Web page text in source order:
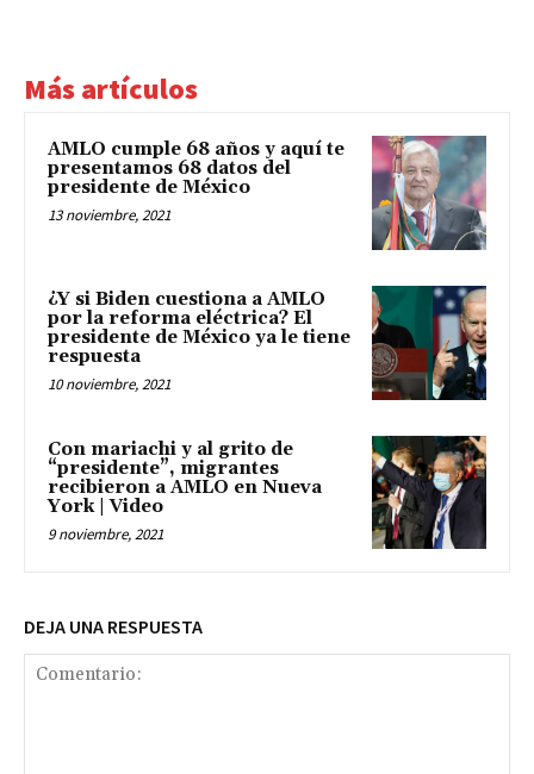
Más artículos
AMLO cumple 68 años y aquí te
presentamos 68 datos del
presidente de México
13 noviembre, 2021
¿Y si Biden cuestiona a AMLO
por la reforma eléctrica? El
presidente de México ya le tiene
respuesta
10 noviembre, 2021
Con mariachi y al grito de
“presidente”, migrantes
recibieron a AMLO en Nueva
York | Video
9 noviembre, 2021
DEJA UNA RESPUESTA